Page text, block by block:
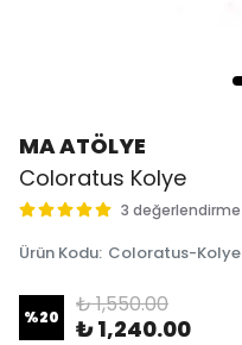
MA ATÖLYE
Coloratus Kolye
3 değerlendirme
Ürün Kodu: Coloratus-Kolye
%20 ₺ 1,550.00
₺ 1,240.00